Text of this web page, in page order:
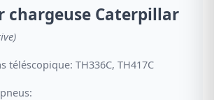
chargeuse Caterpillar
téléscopique: TH336C, TH417C